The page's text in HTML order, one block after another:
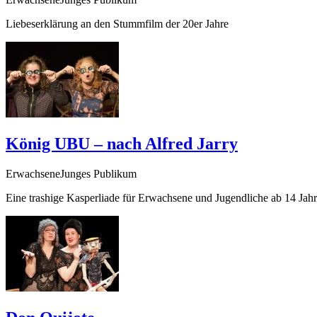
Liebeserklärung an den Stummfilm der 20er Jahre
König UBU – nach Alfred Jarry
ErwachseneJunges Publikum
Eine trashige Kasperliade für Erwachsene und Jugendliche ab 14